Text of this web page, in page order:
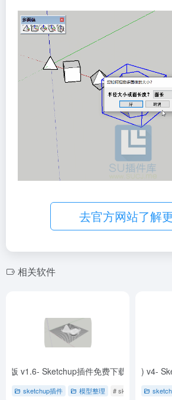
去官方网站了解
相关软件
版 v1.6- Sketchup插件免费下载 - Contour
sketchup插件 模型整理 # sketchup插件 #
Stair Maker (参数楼梯) v4-